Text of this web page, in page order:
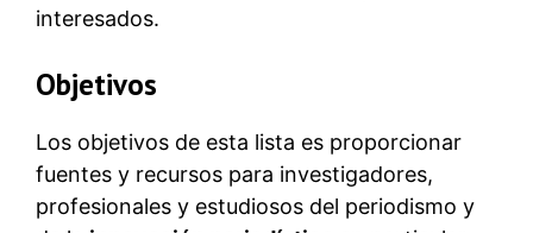
interesados.
Objetivos
Los objetivos de esta lista es proporcionar
fuentes y recursos para investigadores,
profesionales y estudiosos del periodismo y